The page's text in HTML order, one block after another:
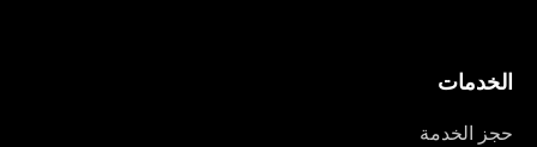
الخدمات
حجز الخدمة